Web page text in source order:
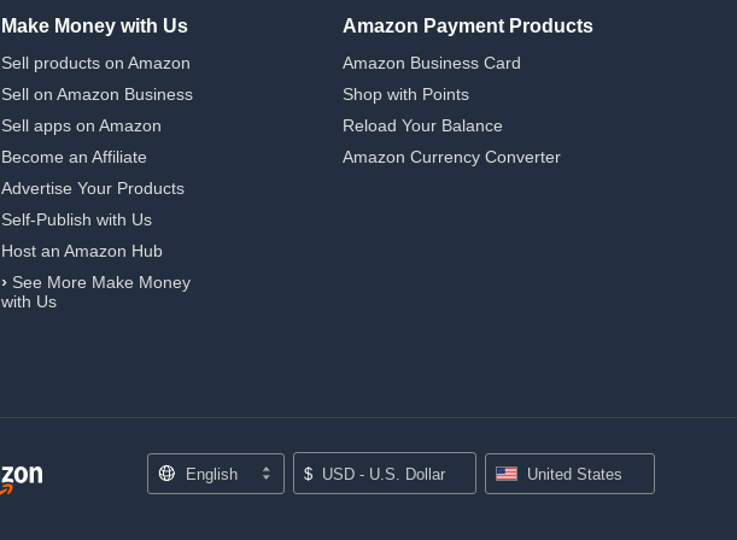
Make Money with Us
Sell products on Amazon
Sell on Amazon Business
Sell apps on Amazon
Become an Affiliate
Advertise Your Products
Self-Publish with Us
Host an Amazon Hub
› See More Make Money
with Us
Amazon Payment Products
Amazon Business Card
Shop with Points
Reload Your Balance
Amazon Currency Converter
English $ USD - U.S. Dollar United States